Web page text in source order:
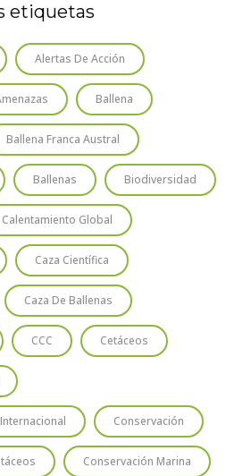
etiquetas
Alertas De Acción
Ballena
Ballena Franca Austral
Ballenas Biodiversidad
Calentamiento Global
Caza Científica
Caza De Ballenas
CCC Cetáceos
Conservación
Conservación Marina